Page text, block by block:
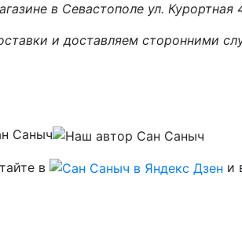
в Севастополе ул. Курортная
и доставляем сторонними
Саныч
в и